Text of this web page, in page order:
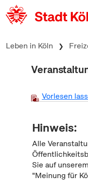
zum Inhalt springen
Leben in Köln
Vorlesen
Hinweis:
Alle
Sie auf
"Meinung für